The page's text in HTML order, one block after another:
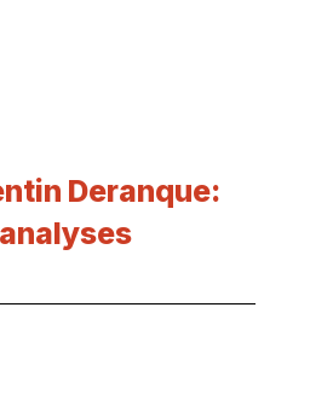
Deranque: